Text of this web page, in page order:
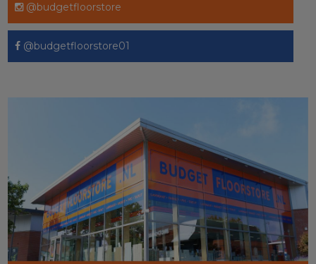
@budgetfloorstore
@budgetfloorstore01